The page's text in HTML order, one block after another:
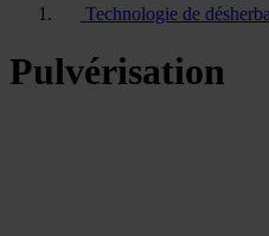
Technologie de
Pulvérisation